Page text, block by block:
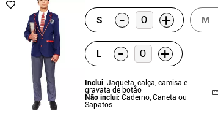
S - + M
L - +
Inclui: Jaqueta, calça, camisa e
gravata de botão
Não inclui: Caderno, Caneta ou
Sapatos